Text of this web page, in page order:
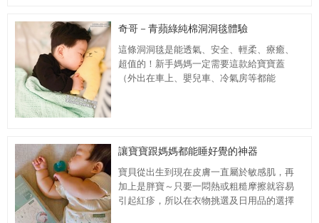
奇哥－青蘋綠純棉洞洞毯體驗
這條洞洞毯是能透氣、安全、輕柔、療癒、
超值的！新手媽媽一定需要這款給寶寶蓋
（外出在車上、嬰兒車、冷氣房等都能
讓寶寶跟媽媽都能睡好覺的神器
寶貝從出生到現在皮膚一直屬於敏感肌，再
加上是胖寶～只要一悶熱或粗糙摩擦就容易
引起紅疹，所以在衣物挑選及日用品的選擇